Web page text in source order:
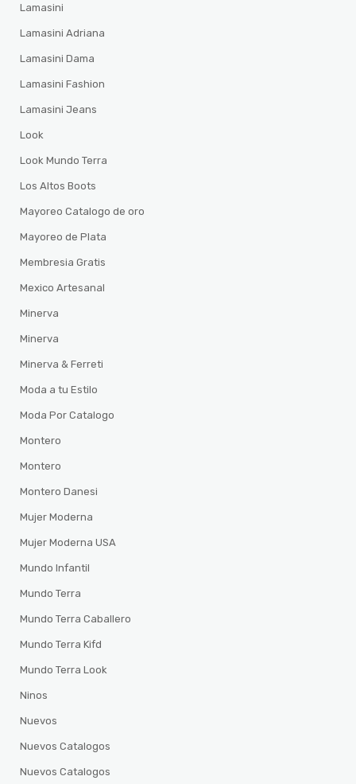
Lamasini
Lamasini Adriana
Lamasini Dama
Lamasini Fashion
Lamasini Jeans
Look
Look Mundo Terra
Los Altos Boots
Mayoreo Catalogo de oro
Mayoreo de Plata
Membresia Gratis
Mexico Artesanal
Minerva
Minerva
Minerva & Ferreti
Moda a tu Estilo
Moda Por Catalogo
Montero
Montero
Montero Danesi
Mujer Moderna
Mujer Moderna USA
Mundo Infantil
Mundo Terra
Mundo Terra Caballero
Mundo Terra Kifd
Mundo Terra Look
Ninos
Nuevos
Nuevos Catalogos
Nuevos Catalogos